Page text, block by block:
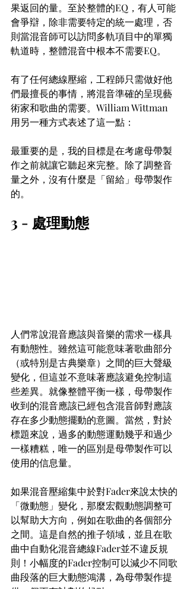
果返回的量。至於整體的EQ，有人可能
會爭辯，除非需要特定的統一處理，否
則當混音師可以訪問多軌項目中的單獨
軌道時，整體混音中根本不需要EQ。
有了任何總線壓縮，工程師只需做好他
們最擅長的事情，將混音準確的呈現藝
術家和歌曲的需要。William Wittman
用另一種方式表述了這一點：
最重要的是，我的目標是在考慮母帶製
作之前就讓它聽起來完整。除了調整音
量之外，沒有什麼是「留給」母帶製作
的。
3 - 處理動態
人們常說混音應該與音樂的需求一樣具
有動態性。雖然這可能意味著歌曲部分
（或特別是古典樂章）之間的巨大聲級
變化，但這並不意味著應該避免控制這
些差異。就像整體平衡一樣，母帶製作
收到的混音應該已經包含混音師對應該
存在多少動態擺動的意圖。當然，對於
標題來說，過多的動態運動幾乎和過少
一樣糟糕，唯一的區別是母帶製作可以
使用的信息量。
如果混音壓縮集中於對Fader來說太快的
「微動態」變化，那麼宏觀動態調整可
以幫助大方向，例如在歌曲的各個部分
之間。這是自然的推子領域，並且在歌
曲中自動化混音總線Fader並不違反規
則！小幅度的Fader控制可以減少不同歌
曲段落的巨大動態鴻溝，為母帶製作提